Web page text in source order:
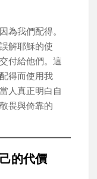
為我們配得。
解耶穌的使
付給他們。這
得而使用我
人真正明白自
畏與倚靠的
的代價